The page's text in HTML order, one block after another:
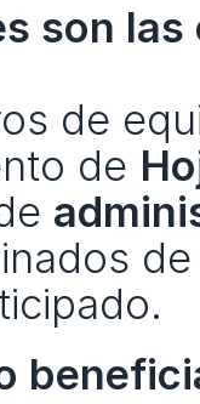
son
de
de